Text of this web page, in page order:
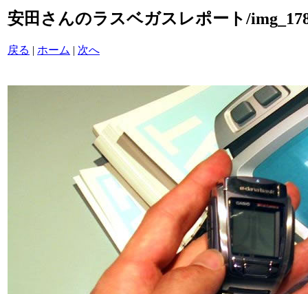
安田さんのラスベガスレポート/
戻る | ホーム | 次へ